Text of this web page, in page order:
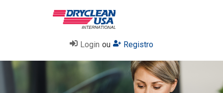
Login ou Registro